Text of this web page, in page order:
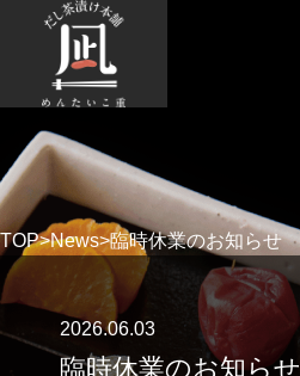
TOP>News>臨時休業のお知らせ
2026.06.03
臨時休業のお知らせ